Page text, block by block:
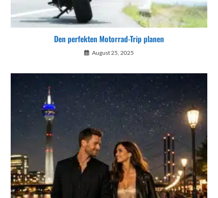
Den perfekten Motorrad-Trip planen
August 25, 2025